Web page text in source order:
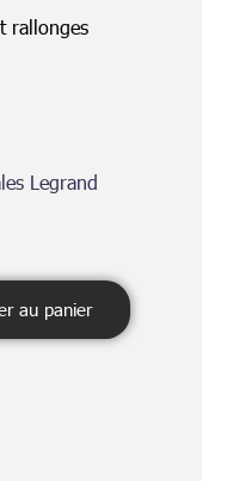
rallonges
Legrand
au panier